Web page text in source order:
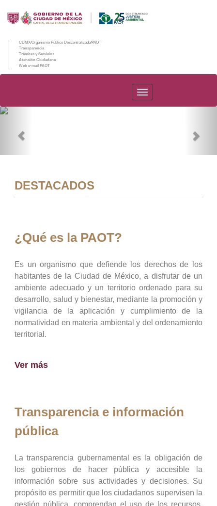
CDMX/Organismo Público Descentralizado/PAOT
Transparencia
Trámites y Servicios
Atención Ciudadana
Web e-mail PAOT
PAOT
DESTACADOS
¿Qué es la PAOT?
Es un organismo que defiende los derechos de los
habitantes de la Ciudad de México, a disfrutar de un
ambiente adecuado y un territorio ordenado para su
desarrollo, salud y bienestar, mediante la promoción y
vigilancia de la aplicación y cumplimiento de la
normatividad en materia ambiental y del ordenamiento
territorial.
Ver más
Transparencia e información
pública
La transparencia gubernamental es la obligación de
los gobiernos de hacer pública y accesible la
información sobre sus actividades y decisiones. Su
propósito es permitir que los ciudadanos supervisen la
gestión pública, comprendan el uso de los recursos,